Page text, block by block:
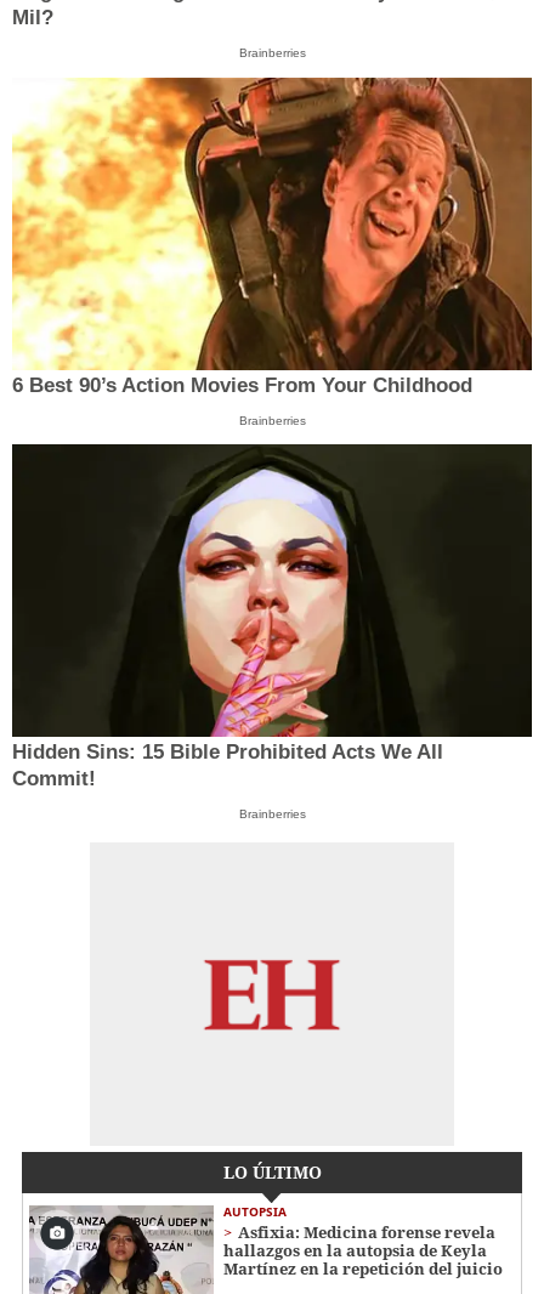
Mil?
Brainberries
6 Best 90’s Action Movies From Your Childhood
Brainberries
Hidden Sins: 15 Bible Prohibited Acts We All
Commit!
Brainberries
LO ÚLTIMO
AUTOPSIA
Asfixia: Medicina forense revela
hallazgos en la autopsia de Keyla
Martínez en la repetición del juicio